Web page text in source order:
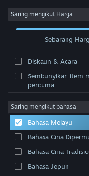
Sign in
Tentang
Sokongan
Ubah bahasa
Dapatkan Steam Mobile
Saring mengikut Harga
Sebarang
Diskaun & Acara
Sembunyikan item
percuma
Saring mengikut bahasa
Bahasa Melayu
Bahasa Cina
Bahasa Cina
Bahasa Jepun
Pembangun: Wronghut
Susun mengikut Perkaitan
0 hasil sepadan dengan
berdasarkan pilihan anda.